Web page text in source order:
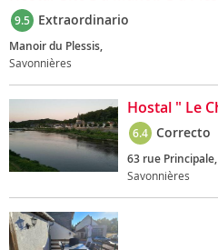
9.5 Extraordinario
Manoir du Plessis,
Savonnières
Hostal " Le
6.4 Correcto
63 rue Principale,
Savonnières